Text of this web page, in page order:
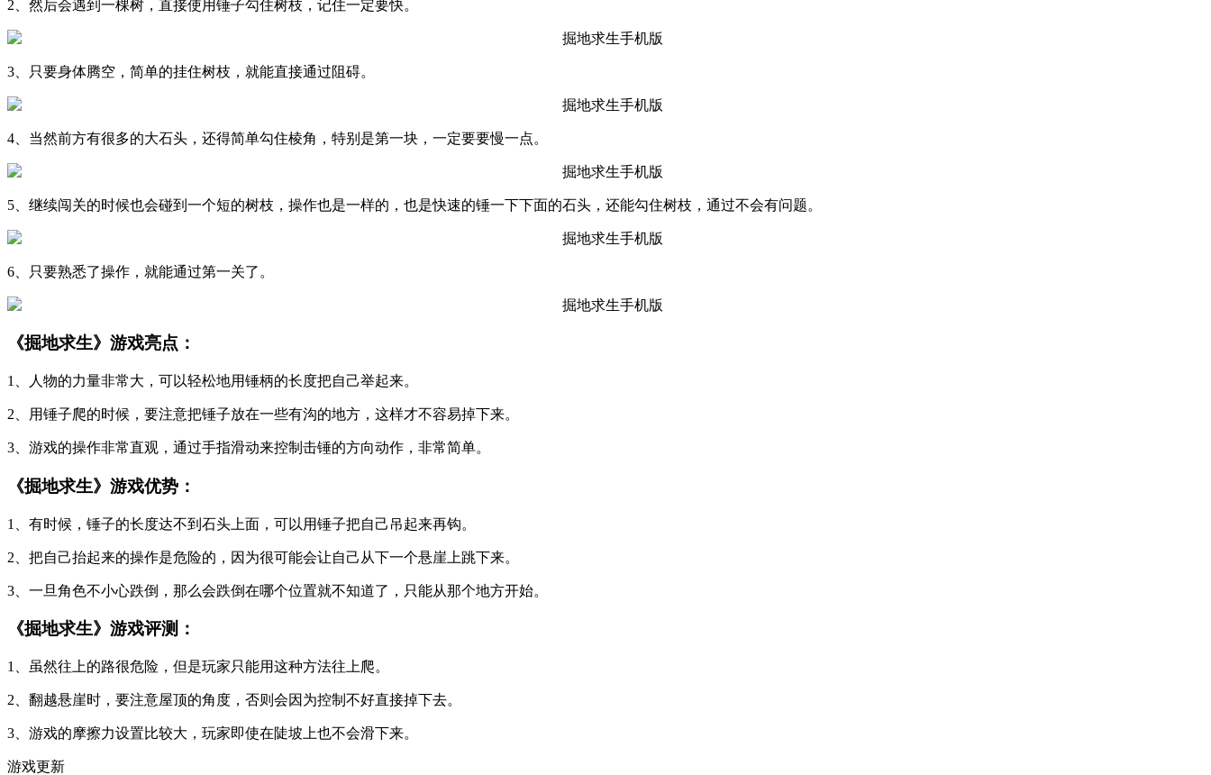
2、然后会遇到一棵树，直接使用锤子勾住树枝，记住一定要快。
3、只要身体腾空，简单的挂住树枝，就能直接通过阻碍。
4、当然前方有很多的大石头，还得简单勾住棱角，特别是第一块，一定要要慢一点。
5、继续闯关的时候也会碰到一个短的树枝，操作也是一样的，也是快速的锤一下下面的石头，还能勾住树枝，通过不会有问题。
6、只要熟悉了操作，就能通过第一关了。
《掘地求生》游戏亮点：
1、人物的力量非常大，可以轻松地用锤柄的长度把自己举起来。
2、用锤子爬的时候，要注意把锤子放在一些有沟的地方，这样才不容易掉下来。
3、游戏的操作非常直观，通过手指滑动来控制击锤的方向动作，非常简单。
《掘地求生》游戏优势：
1、有时候，锤子的长度达不到石头上面，可以用锤子把自己吊起来再钩。
2、把自己抬起来的操作是危险的，因为很可能会让自己从下一个悬崖上跳下来。
3、一旦角色不小心跌倒，那么会跌倒在哪个位置就不知道了，只能从那个地方开始。
《掘地求生》游戏评测：
1、虽然往上的路很危险，但是玩家只能用这种方法往上爬。
2、翻越悬崖时，要注意屋顶的角度，否则会因为控制不好直接掉下去。
3、游戏的摩擦力设置比较大，玩家即使在陡坡上也不会滑下来。
游戏更新